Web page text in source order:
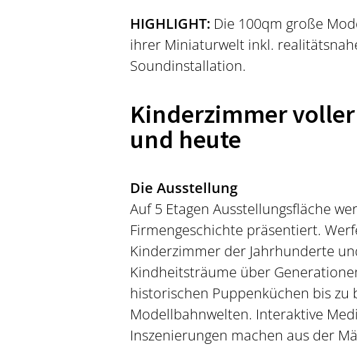
HIGHLIGHT:Die 100qm große
ihrer Miniaturwelt inkl.
Soundinstallation.
Kinderzimmer
und heute
Die Ausstellung
Auf 5 Etagen Ausstellungsfläche
Firmengeschichte präsentiert.
Kinderzimmer der Jahrhunderte
Kindheitsträume über
historischen Puppenküchen bis zu
Modellbahnwelten. Interaktive
Inszenierungen machen aus der